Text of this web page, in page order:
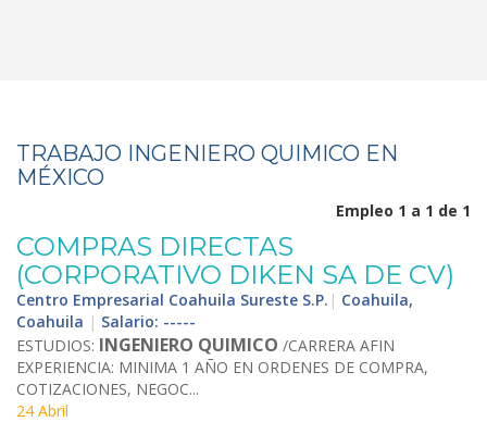
TRABAJO INGENIERO QUIMICO EN
MÉXICO
Empleo 1 a 1 de 1
COMPRAS DIRECTAS
(CORPORATIVO DIKEN SA DE CV)
Centro Empresarial Coahuila Sureste S.P. | Coahuila,
Coahuila | Salario: -----
ESTUDIOS: INGENIERO QUIMICO /CARRERA AFIN
EXPERIENCIA: MINIMA 1 AÑO EN ORDENES DE COMPRA,
COTIZACIONES, NEGOC...
24 Abril